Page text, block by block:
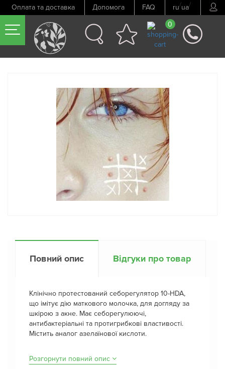
Оплата та доставка Допомога FAQ ru/ua/
0
Попередній товар Наступний товар
Повний опис Відгуки про товар
Клінічно протестований себорегулятор 10-HDA,
що імітує дію маткового молочка, для догляду за
шкірою з акне. Має себорегулюючі,
антибактеріальні та протигрибкові властивості.
Містить аналог азелаїнової кислоти.
Розгорнути повний опис